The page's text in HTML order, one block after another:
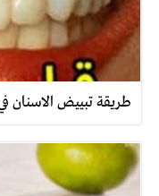
طريقة تبييض الاسنان